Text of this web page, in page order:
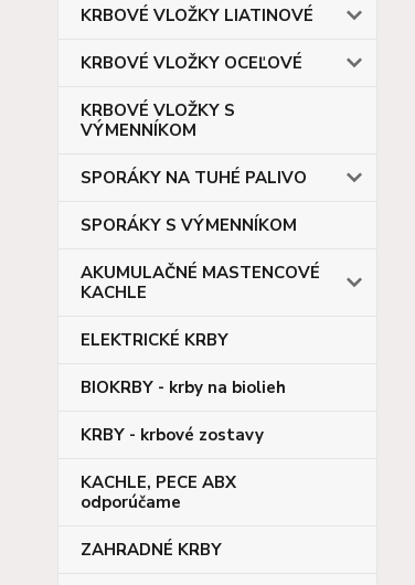
KRBOVÉ VLOŽKY LIATINOVÉ
KRBOVÉ VLOŽKY OCEĽOVÉ
KRBOVÉ VLOŽKY S
VÝMENNÍKOM
SPORÁKY NA TUHÉ PALIVO
SPORÁKY S VÝMENNÍKOM
AKUMULAČNÉ MASTENCOVÉ
KACHLE
ELEKTRICKÉ KRBY
BIOKRBY - krby na biolieh
KRBY - krbové zostavy
KACHLE, PECE ABX
odporúčame
ZAHRADNÉ KRBY